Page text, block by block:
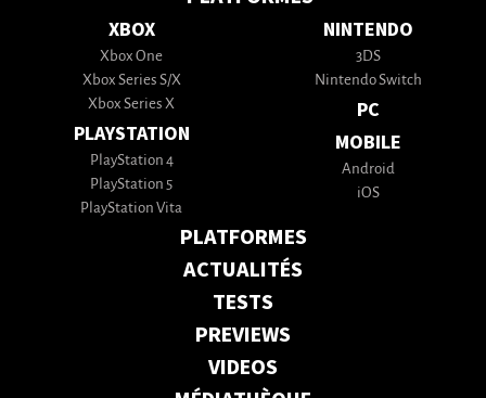
XBOX
Xbox One
Xbox Series S/X
Xbox Series X
PLAYSTATION
PlayStation 4
PlayStation 5
PlayStation Vita
NINTENDO
3DS
Nintendo Switch
PC
MOBILE
Android
iOS
PLATFORMES
ACTUALITÉS
TESTS
PREVIEWS
VIDEOS